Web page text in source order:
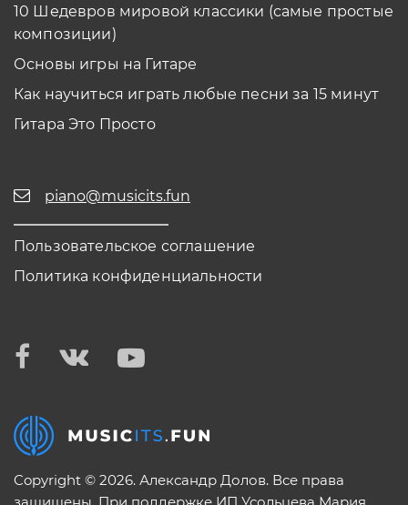
10 Шедевров мировой классики (самые простые
композиции)
Основы игры на Гитаре
Как научиться играть любые песни за 15 минут
Гитара Это Просто
piano@musicits.fun
Пользовательское соглашение
Политика конфиденциальности
Copyright © 2026. Александр Долов. Все права